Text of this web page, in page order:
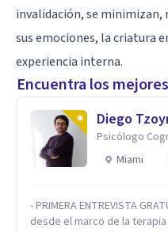
invalidación, se
sus emociones, la criatura
experiencia interna.
Encuentra los
Diego
Psicólogo
Miami
- PRIMERA ENTREVISTA
desde el marco de la